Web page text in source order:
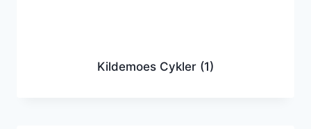
Kildemoes Cykler (1)